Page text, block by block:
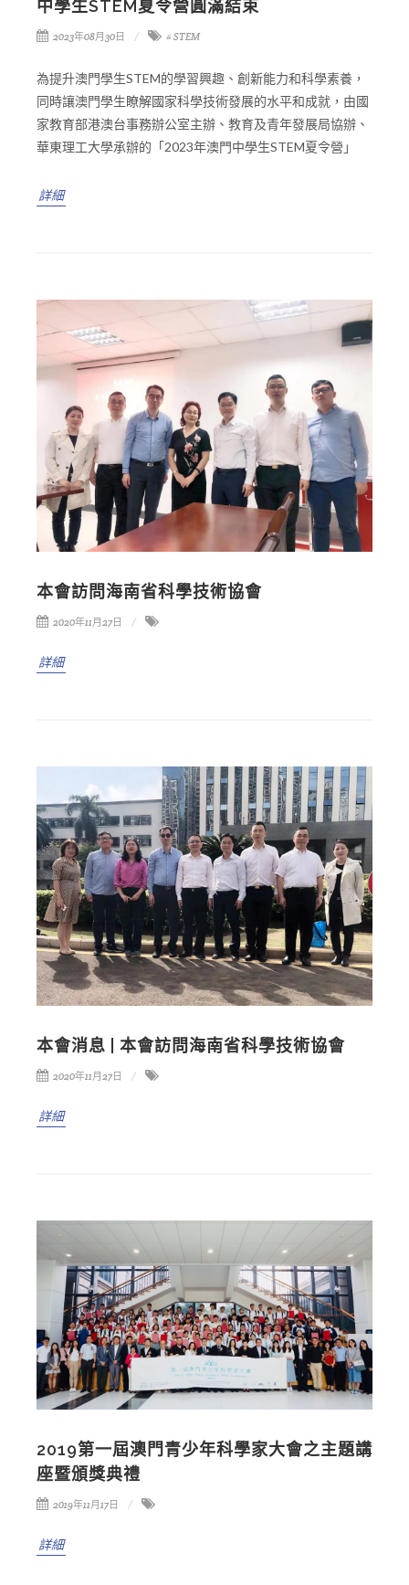
中學生STEM夏令營圓滿結束
2023年08月30日 # STEM
為提升澳門學生STEM的學習興趣、創新能力和科學素養，
同時讓澳門學生瞭解國家科學技術發展的水平和成就，由國
家教育部港澳台事務辦公室主辦、教育及青年發展局協辦、
華東理工大學承辦的「2023年澳門中學生STEM夏令營」
詳細
本會訪問海南省科學技術協會
2020年11月27日
詳細
本會消息 | 本會訪問海南省科學技術協會
2020年11月27日
詳細
2019第一屆澳門青少年科學家大會之主題講
座暨頒獎典禮
2019年11月17日
詳細